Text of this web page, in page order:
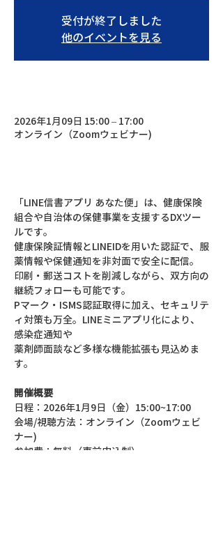
受付が終了しました
他のイベントを見る
2026年1月09日 15:00 – 17:00
オンライン（Zoomウェビナー)
「LINE信書アプリ あなた便」は、健康保険
組合や自治体の保健事業を支援するDXツー
ルです。
健康保険証情報とLINEIDを用いた認証で、服
薬情報や保健通知を非対面で安全に配信。
印刷・郵送コストを削減しながら、双方向の
継続フォローも可能です。
Pマーク・ISMS認証取得に加え、セキュリテ
ィ対策も万全。LINEミニアプリ化により、
感染症通知や
薬剤師面談など多様な機能拡張も見込めま
す。
開催概要
日程：2026年1月9日（金）15:00~17:00
会場/視聴方法：オンライン（Zoomウェビ
ナー)
参加費：無料（事前申込制）